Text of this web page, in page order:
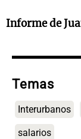
Informe de
Temas
Interurbanos
salarios